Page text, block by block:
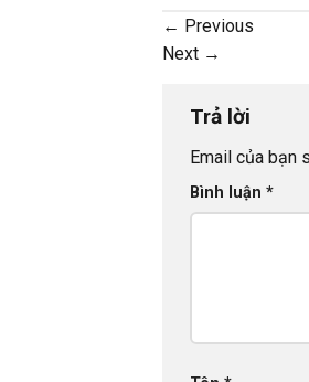
← Previous
Next →
Trả lời
Email của bạn
Bình luận *